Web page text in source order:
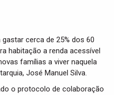
i
o
cerca de 25% dos 60
habitação a renda acessível
famílias a viver naquela
José Manuel Silva.
o protocolo de colaboração